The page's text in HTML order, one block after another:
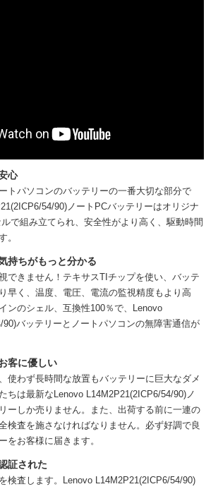
心
トパソコンのバッテリーの一番大切な部分で
54/90)ノートPCバッテリーはオリジナ
で組み立てられ、安全性がより高く、駆動時間
。
持ちがもっと分かる
できません！テキサスTIチップを使い、バッテ
早く、温度、電圧、電流の監視精度もより高
ンのシェル、互換性100％で、Lenovo
90)バッテリーとノートパソコンの無障害通信が
客に優しい
使わず長時間な放置もバッテリーに巨大なダメ
ちは最新な Lenovo L14M2P21(2ICP6/54/90)ノ
ー しか売りません。また、出荷する前に一連の
検査を施さなければなりません。必ず好調で良
をお客様に届きます。
証された
検査します。Lenovo L14M2P21(2ICP6/54/90)